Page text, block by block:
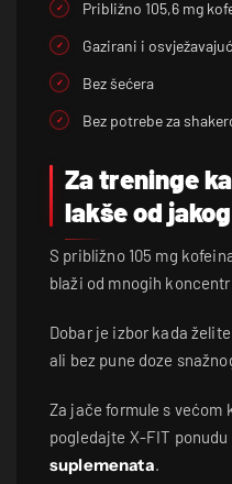
Približno 105,6 mg
Gazirani i
Bez šećera
Bez potrebe za
Za treninge
lakše od
S približno 105 mg
blaži od mnogih
Dobar je izbor kada
ali bez pune doze
Za jače formule s
pogledajte X-FIT ponudu
suplemenata.